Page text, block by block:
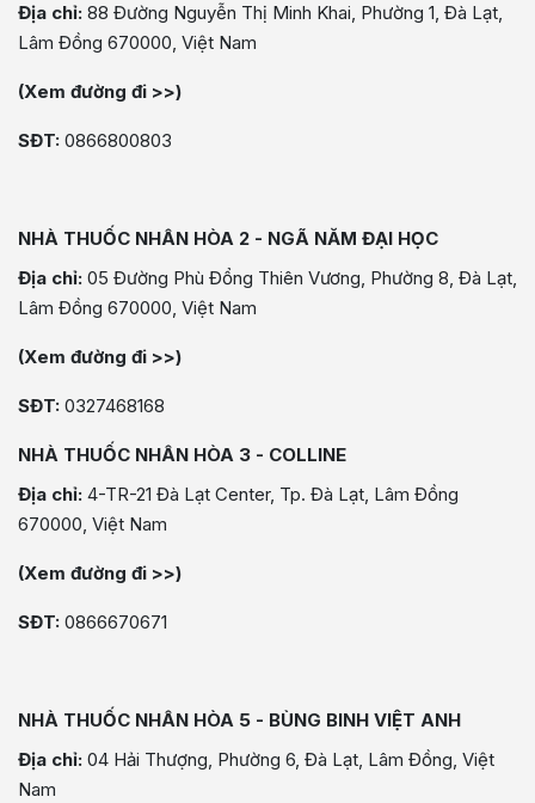
Địa chỉ: 88 Đường Nguyễn Thị Minh Khai, Phường 1, Đà Lạt,
Lâm Đồng 670000, Việt Nam
(Xem đường đi >>)
SĐT: 0866800803
NHÀ THUỐC NHÂN HÒA 2 - NGÃ NĂM ĐẠI HỌC
Địa chỉ: 05 Đường Phù Đổng Thiên Vương, Phường 8, Đà Lạt,
Lâm Đồng 670000, Việt Nam
(Xem đường đi >>)
SĐT: 0327468168
NHÀ THUỐC NHÂN HÒA 3 - COLLINE
Địa chỉ: 4-TR-21 Đà Lạt Center, Tp. Đà Lạt, Lâm Đồng
670000, Việt Nam
(Xem đường đi >>)
SĐT: 0866670671
NHÀ THUỐC NHÂN HÒA 5 - BÙNG BINH VIỆT ANH
Địa chỉ: 04 Hải Thượng, Phường 6, Đà Lạt, Lâm Đồng, Việt
Nam